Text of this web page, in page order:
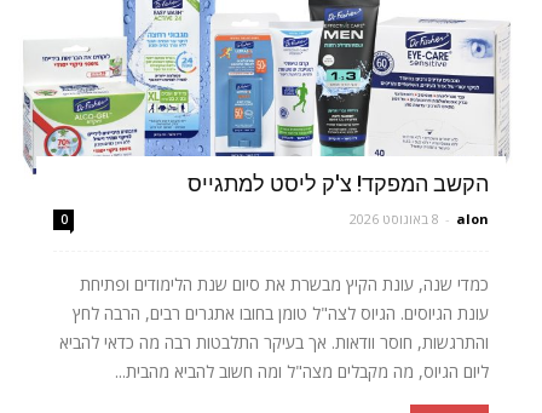
הקשב המפקד! צ'ק ליסט למתגייס
alon
- 8 באוגוסט 2026 0
כמדי שנה, עונת הקיץ מבשרת את סיום שנת הלימודים ופתיחת
עונת הגיוסים. הגיוס לצה"ל טומן בחובו אתגרים רבים, הרבה לחץ
והתרגשות, חוסר וודאות. אך בעיקר התלבטות רבה מה כדאי להביא
ליום הגיוס, מה מקבלים מצה"ל ומה חשוב להביא מהבית...